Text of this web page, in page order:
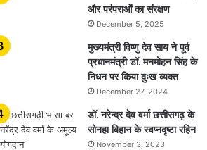
और परंपराओं का संरक्षण
December 5, 2025
मुख्यमंत्री विष्णु देव साय ने पूर्व
प्रधानमंत्री डॉ. मनमोहन सिंह के
निधन पर किया दुःख व्यक्त
December 27, 2024
डॉ. नरेन्द्र देव वर्मा छत्तीसगढ़ के
सोनहा बिहान के स्वप्नदृष्टा रहिन
November 3, 2023